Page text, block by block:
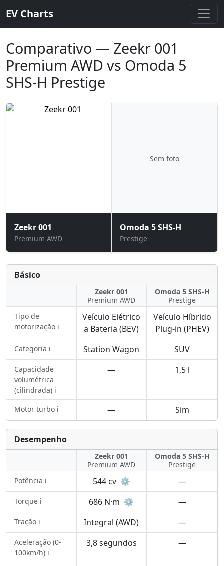
EV Charts
Comparativo — Zeekr 001
Premium AWD vs Omoda 5
SHS-H Prestige
Zeekr 001
Premium AWD
Sem foto
Omoda 5 SHS-H
Prestige
Básico
Zeekr 001
Premium AWD
Omoda 5 SHS-H
Prestige
Tipo de
motorização ℹ️
Veículo Elétrico
a Bateria (BEV)
Veículo Híbrido
Plug-in (PHEV)
Categoria ℹ️ Station Wagon SUV
Capacidade
volumétrica
(cilindrada) ℹ️
— 1,5 l
Motor turbo ℹ️ — Sim
Desempenho
Zeekr 001
Premium AWD
Omoda 5 SHS-H
Prestige
Potência ℹ️
544 cv ⚙️ —
Torque ℹ️ 686 N·m ⚙️ —
Tração ℹ️ Integral (AWD) —
Aceleração (0-
100km/h) ℹ️
3,8 segundos —